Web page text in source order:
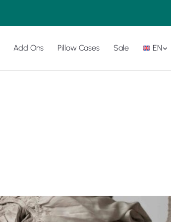
Add Ons Pillow Cases Sale EN